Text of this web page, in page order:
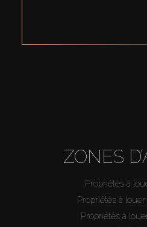
ZONES
Propriétés à
Propriétés à
Propriétés à